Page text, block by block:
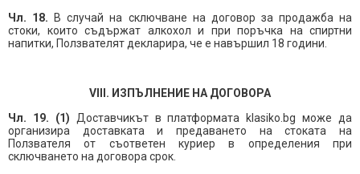
Чл. 18. В случай на сключване на договор за продажба на
стоки, които съдържат алкохол и при поръчка на спиртни
напитки, Ползвателят декларира, че е навършил 18 години.
VIII. ИЗПЪЛНЕНИЕ НА ДОГОВОРА
Чл. 19. (1) Доставчикът в платформата klasiko.bg може да
организира доставката и предаването на стоката на
Ползвателя от съответен куриер в определения при
сключването на договора срок.